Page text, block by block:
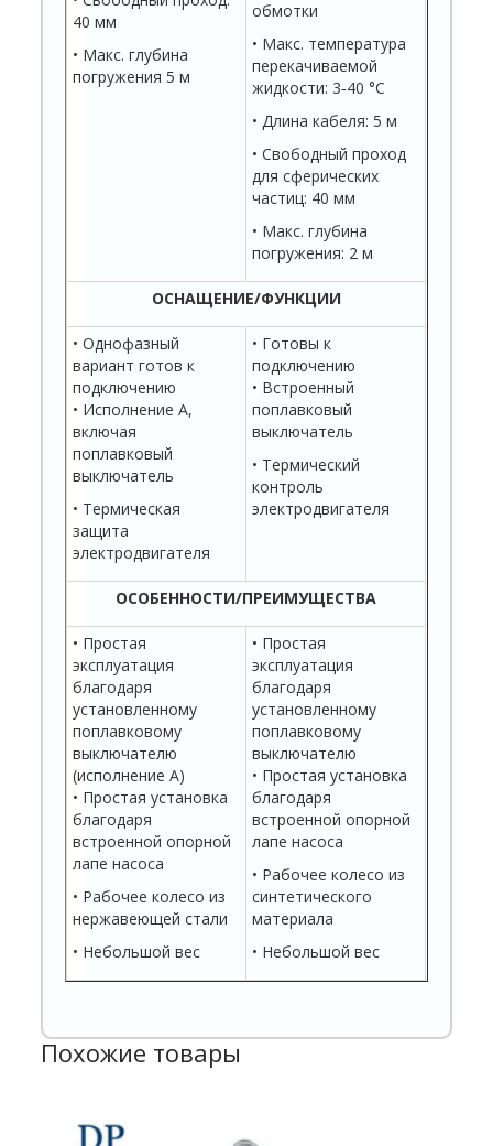
40 мм
• Макс. глубина
погружения 5 м
обмотки
• Макс. температура
перекачиваемой
жидкости: 3‐40 °C
• Длина кабеля: 5 м
• Свободный проход
для сферических
частиц: 40 мм
• Макс. глубина
погружения: 2 м
ОСНАЩЕНИЕ/ФУНКЦИИ
• Однофазный
вариант готов к
подключению
• Исполнение A,
включая
поплавковый
выключатель
• Термическая
защита
электродвигателя
• Готовы к
подключению
• Встроенный
поплавковый
выключатель
• Термический
контроль
электродвигателя
ОСОБЕННОСТИ/ПРЕИМУЩЕСТВА
• Простая
эксплуатация
благодаря
установленному
поплавковому
выключателю
(исполнение A)
• Простая установка
благодаря
встроенной опорной
лапе насоса
• Рабочее колесо из
нержавеющей стали
• Небольшой вес
• Простая
эксплуатация
благодаря
установленному
поплавковому
выключателю
• Простая установка
благодаря
встроенной опорной
лапе насоса
• Рабочее колесо из
синтетического
материала
• Небольшой вес
Похожие товары